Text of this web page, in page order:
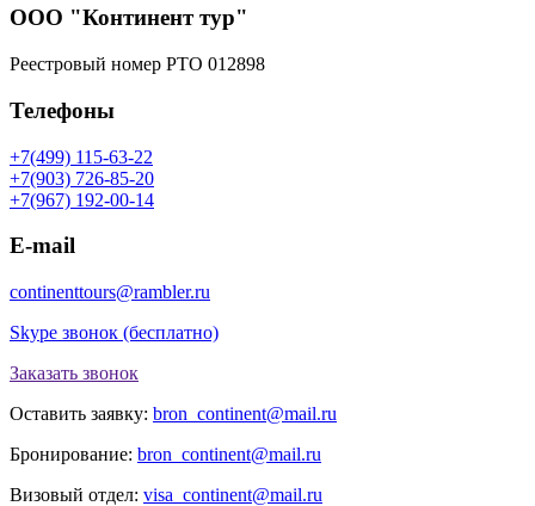
ООО "Континент тур"
Реестровый номер РТО 012898
Телефоны
+7(499) 115-63-22
+7(903) 726-85-20
+7(967) 192-00-14
E-mail
continenttours@rambler.ru
Skype звонок (бесплатно)
Заказать звонок
Оставить заявку: bron_continent@mail.ru
Бронирование: bron_continent@mail.ru
Визовый отдел: visa_continent@mail.ru